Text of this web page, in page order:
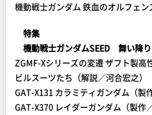
機動戦士ガンダム 鉄血のオルフェン
特集
機動戦士ガンダムSEED 舞い降
ZGMF-Xシリーズの変遷 ザフト製高
ビルスーツたち（解説／河合宏之）
GAT-X131 カラミティガンダム（製
GAT-X370 レイダーガンダム（製作